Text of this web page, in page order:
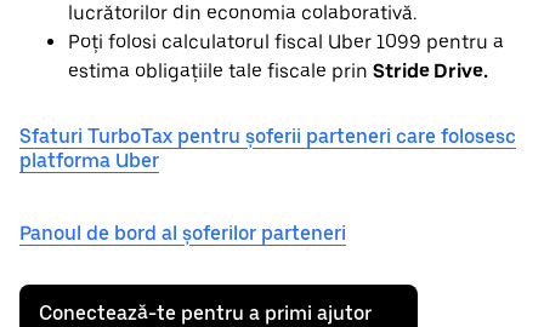
lucrătorilor din economia colaborativă.
Poți folosi calculatorul fiscal Uber 1099 pentru a
estima obligațiile tale fiscale prin Stride Drive.
Sfaturi TurboTax pentru șoferii parteneri care folosesc
platforma Uber
Panoul de bord al șoferilor parteneri
Conectează-te pentru a primi ajutor